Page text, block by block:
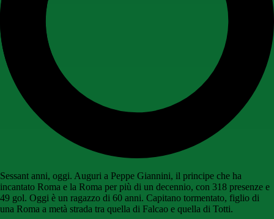
Sessant anni, oggi. Auguri a Peppe Giannini, il principe che ha
incantato Roma e la Roma per più di un decennio, con 318 presenze e
49 gol. Oggi è un ragazzo di 60 anni. Capitano tormentato, figlio di
una Roma a metà strada tra quella di Falcao e quella di Totti.